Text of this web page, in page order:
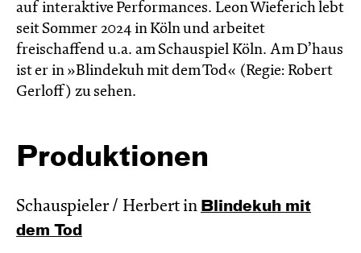
auf interaktive Performances. Leon Wieferich lebt
seit Sommer 2024 in Köln und arbeitet
freischaffend u.a. am Schauspiel Köln. Am D’haus
ist er in »Blindekuh mit dem Tod« (Regie: Robert
Gerloff) zu sehen.
Produktionen
Schauspieler / Herbert in Blinde­kuh mit
dem Tod